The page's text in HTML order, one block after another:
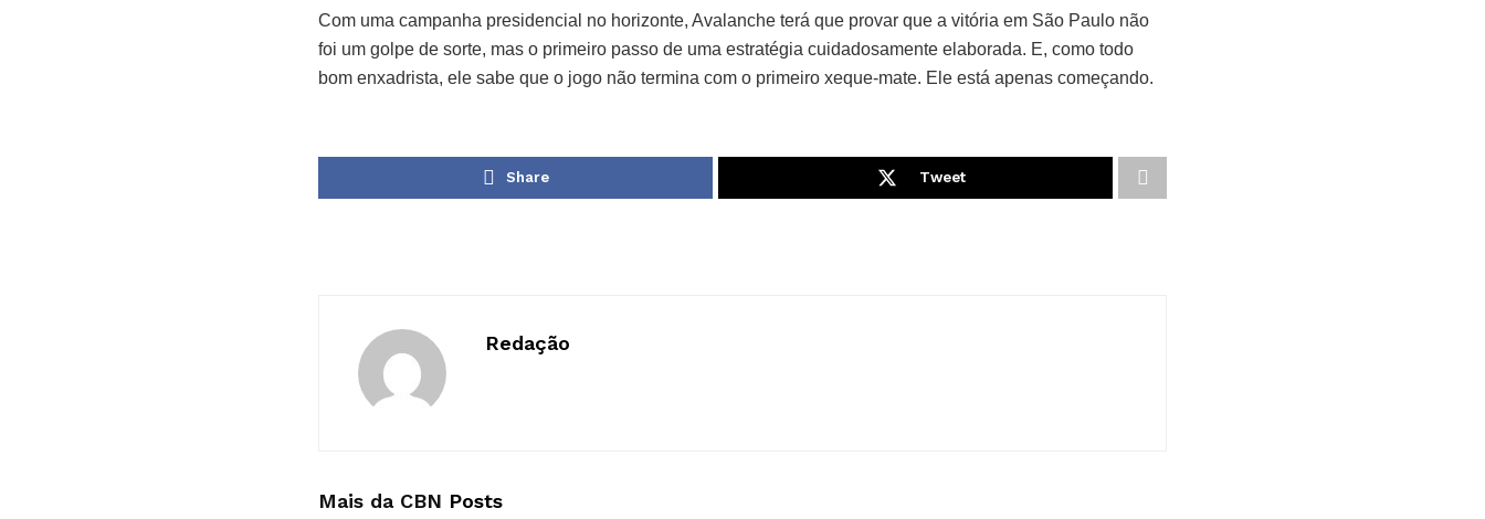
Com uma campanha presidencial no horizonte, Avalanche terá que provar que a vitória em São Paulo não
foi um golpe de sorte, mas o primeiro passo de uma estratégia cuidadosamente elaborada. E, como todo
bom enxadrista, ele sabe que o jogo não termina com o primeiro xeque-mate. Ele está apenas começando.
Share Tweet
Redação
Mais da CBN Posts